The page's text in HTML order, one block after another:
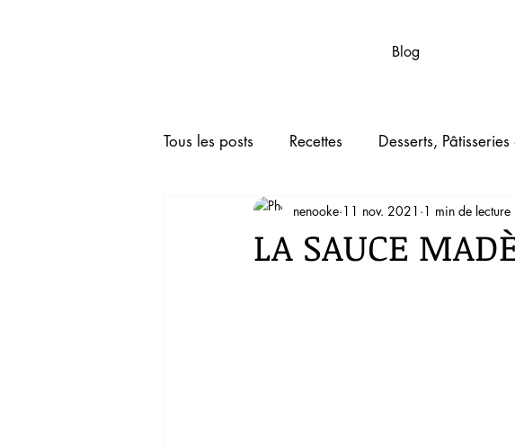
Blog
Tous les posts Recettes Desserts,
Boissons Animaux de compagnie
LA SAUCE
nenooke 11 nov. 2021 1 min de lecture